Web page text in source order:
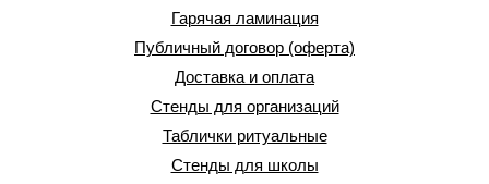
Гарячая ламинация
Публичный договор (оферта)
Доставка и оплата
Стенды для организаций
Таблички ритуальные
Стенды для школы